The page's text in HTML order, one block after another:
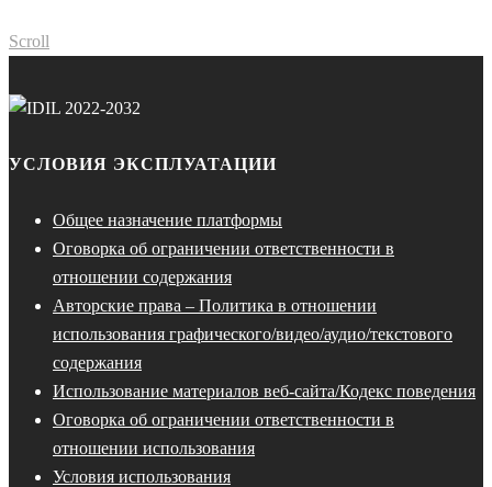
Scroll
УСЛОВИЯ ЭКСПЛУАТАЦИИ
Общее назначение платформы
Оговорка об ограничении ответственности в
отношении содержания
Авторские права – Политика в отношении
использования графического/видео/аудио/текстового
содержания
Использование материалов веб-сайта/Кодекс поведения
Оговорка об ограничении ответственности в
отношении использования
Условия использования